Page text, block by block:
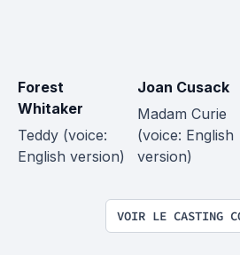
Forest
Whitaker
Teddy (voice:
English version)
Joan Cusack
Madam Curie
(voice: English
version)
VOIR LE CASTING